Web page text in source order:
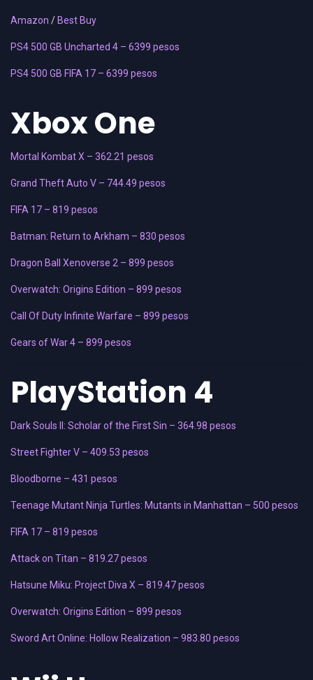
Amazon / Best Buy
PS4 500 GB Uncharted 4 – 6399 pesos
PS4 500 GB FIFA 17 – 6399 pesos
Xbox One
Mortal Kombat X – 362.21 pesos
Grand Theft Auto V – 744.49 pesos
FIFA 17 – 819 pesos
Batman: Return to Arkham – 830 pesos
Dragon Ball Xenoverse 2 – 899 pesos
Overwatch: Origins Edition – 899 pesos
Call Of Duty Infinite Warfare – 899 pesos
Gears of War 4 – 899 pesos
PlayStation 4
Dark Souls II: Scholar of the First Sin – 364.98 pesos
Street Fighter V – 409.53 pesos
Bloodborne – 431 pesos
Teenage Mutant Ninja Turtles: Mutants in Manhattan – 500 pesos
FIFA 17 – 819 pesos
Attack on Titan – 819.27 pesos
Hatsune Miku: Project Diva X – 819.47 pesos
Overwatch: Origins Edition – 899 pesos
Sword Art Online: Hollow Realization – 983.80 pesos